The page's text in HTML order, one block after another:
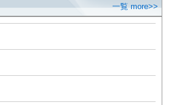
一覧 more>>